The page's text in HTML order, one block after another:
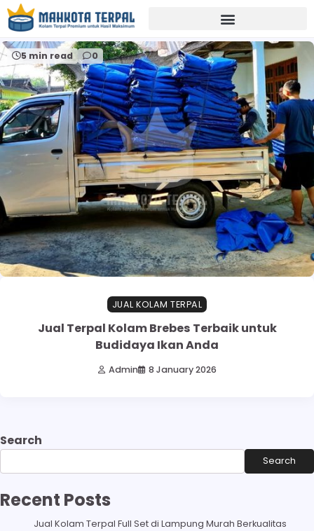
Home terpalcustombrebes
5 min read 0
JUAL KOLAM TERPAL
Jual Terpal Kolam Brebes Terbaik untuk
Budidaya Ikan Anda
Admin 8 January 2026
Search
Search
Recent Posts
Jual Kolam Terpal Full Set di Lampung Murah Berkualitas